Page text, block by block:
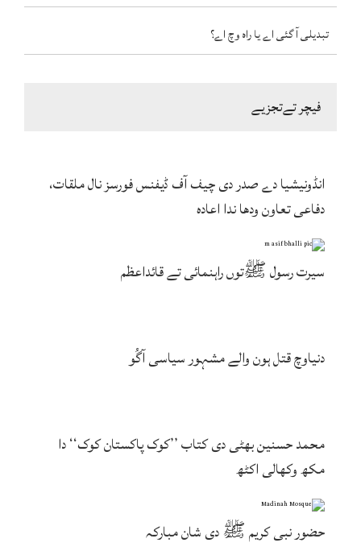
تبدیلی آ گئی اے یا راہ وچ اے؟
فیچر تےتجزیے
انڈونیشیا دے صدر دی چیف آف ڈیفنس فورسز نال ملقات،
دفاعی تعاون ودھا ندا اعادہ
سیرت رسول ﷺتوں راہنمائی تے قائداعظم
دنیاوچ قتل ہون والے مشہور سیاسی آگُو
محمد حسنین بھٹی دی کتاب ’’کوک پاکستان کوک‘‘ دا
مکھ وکھالی اکٹھ
حضور نبی کریم ﷺ دی شان مبارکہ